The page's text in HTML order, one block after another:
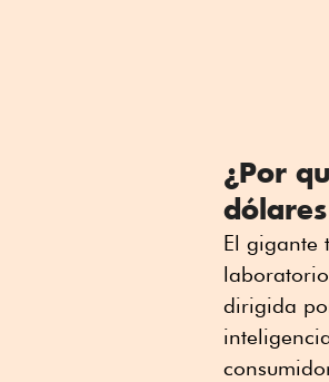
¿Por
El gigante
dirigida